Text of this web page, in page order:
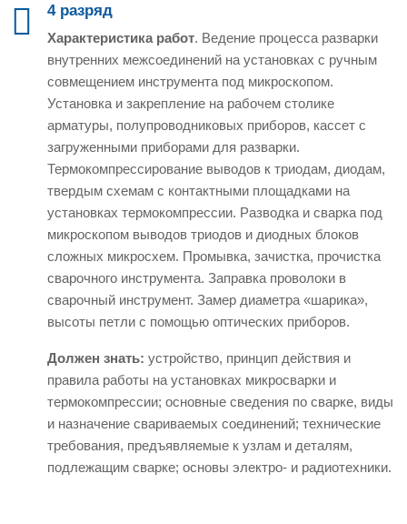
4 разряд
Характеристика работ. Ведение процесса разварки
внутренних межсоединений на установках с ручным
совмещением инструмента под микроскопом.
Установка и закрепление на рабочем столике
арматуры, полупроводниковых приборов, кассет с
загруженными приборами для разварки.
Термокомпрессирование выводов к триодам, диодам,
твердым схемам с контактными площадками на
установках термокомпрессии. Разводка и сварка под
микроскопом выводов триодов и диодных блоков
сложных микросхем. Промывка, зачистка, прочистка
сварочного инструмента. Заправка проволоки в
сварочный инструмент. Замер диаметра «шарика»,
высоты петли с помощью оптических приборов.
Должен знать: устройство, принцип действия и
правила работы на установках микросварки и
термокомпрессии; основные сведения по сварке, виды
и назначение свариваемых соединений; технические
требования, предъявляемые к узлам и деталям,
подлежащим сварке; основы электро- и радиотехники.